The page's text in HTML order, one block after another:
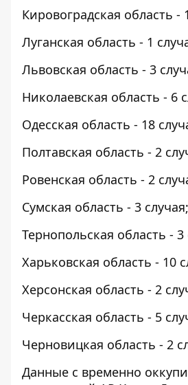
Кировоградская область -
Луганская область - 1
Львовская область - 3
Николаевская область - 6
Одесская область - 18
Полтавская область - 2
Ровенская область - 2
Сумская область - 3 случая;
Тернопольская область - 3
Харьковская область - 10
Херсонская область - 2
Черкасская область - 5
Черновицкая область - 2
Данные с временно